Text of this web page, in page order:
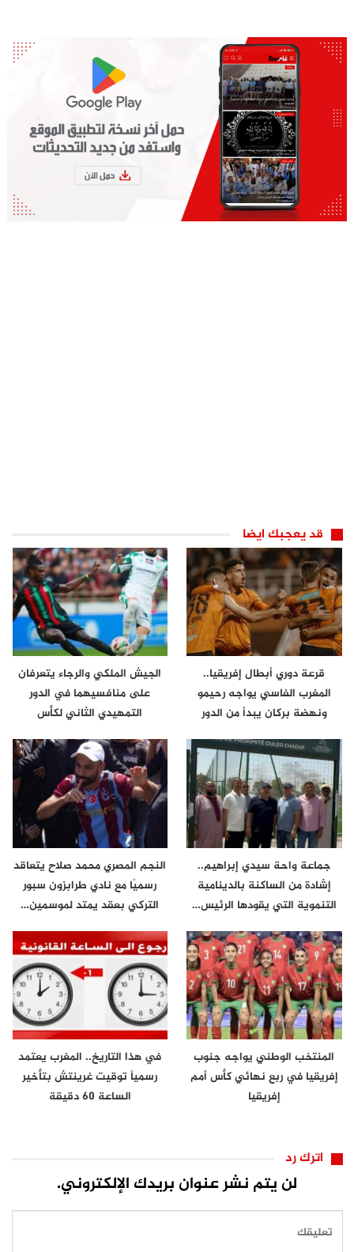
قد يعجبك ايضا
قرعة دوري أبطال إفريقيا..
المغرب الفاسي يواجه رحيمو
ونهضة بركان يبدأ من الدور
الجيش الملكي والرجاء يتعرفان
على منافسيهما في الدور
التمهيدي الثاني لكأس
جماعة واحة سيدي إبراهيم..
إشادة من الساكنة بالدينامية
التنموية التي يقودها الرئيس…
النجم المصري محمد صلاح يتعاقد
رسميًا مع نادي طرابزون سبور
التركي بعقد يمتد لموسمين…
المنتخب الوطني يواجه جنوب
إفريقيا في ربع نهائي كأس أمم
إفريقيا
في هذا التاريخ.. المغرب يعتمد
رسمياً توقيت غرينتش بتأخير
الساعة 60 دقيقة
اترك رد
لن يتم نشر عنوان بريدك الإلكتروني.